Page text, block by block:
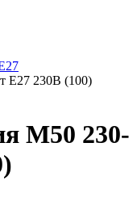
E27 230В (100)
М50 230-